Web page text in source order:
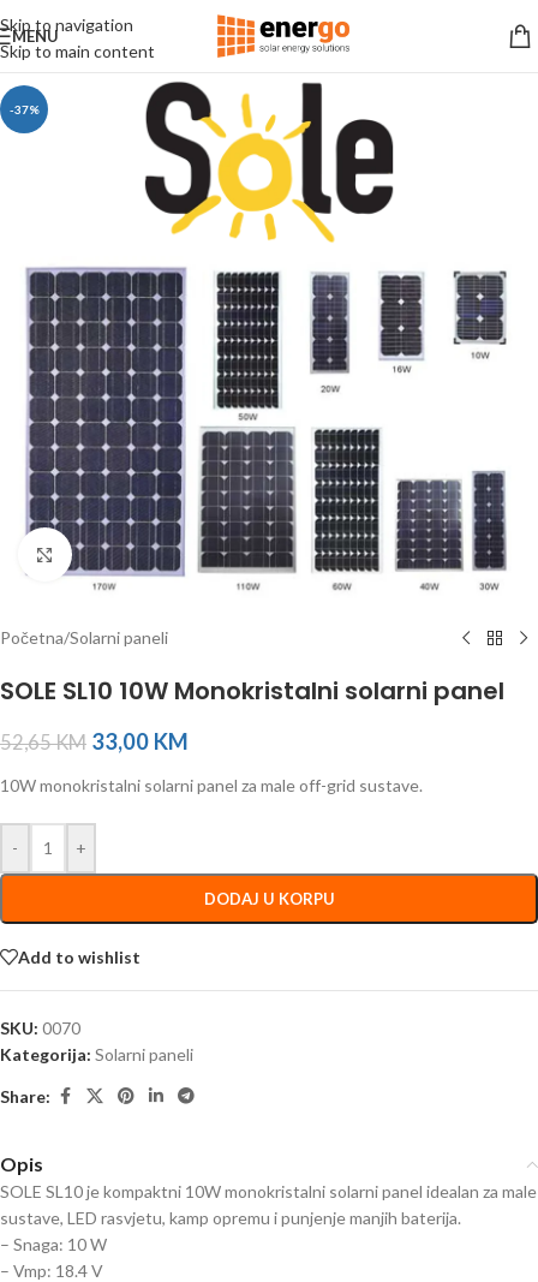
Skip to navigation
Skip to main content
MENU
-37%
Click to enlarge
Početna/Solarni paneli
SOLE SL10 10W Monokristalni solarni panel
52,65KM 33,00 KM
10W monokristalni solarni panel za male off-grid sustave.
- +
DODAJ U KORPU
Add to wishlist
SKU: 0070
Kategorija: Solarni paneli
Share:
Opis
SOLE SL10 je kompaktni 10W monokristalni solarni panel idealan za male
sustave, LED rasvjetu, kamp opremu i punjenje manjih baterija.
– Snaga: 10 W
– Vmp: 18.4 V